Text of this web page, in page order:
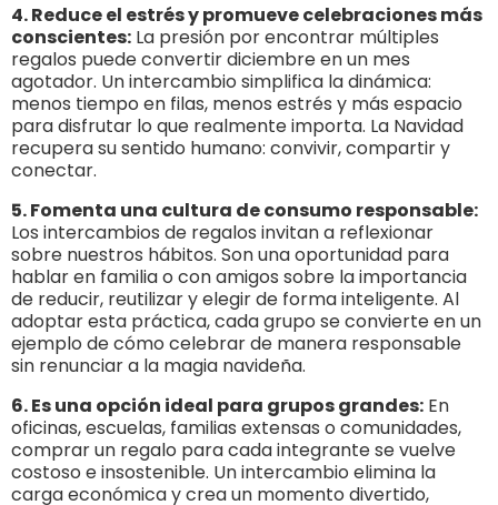
4. Reduce el estrés y promueve celebraciones más
conscientes: La presión por encontrar múltiples
regalos puede convertir diciembre en un mes
agotador. Un intercambio simplifica la dinámica:
menos tiempo en filas, menos estrés y más espacio
para disfrutar lo que realmente importa. La Navidad
recupera su sentido humano: convivir, compartir y
conectar.
5. Fomenta una cultura de consumo responsable:
Los intercambios de regalos invitan a reflexionar
sobre nuestros hábitos. Son una oportunidad para
hablar en familia o con amigos sobre la importancia
de reducir, reutilizar y elegir de forma inteligente. Al
adoptar esta práctica, cada grupo se convierte en un
ejemplo de cómo celebrar de manera responsable
sin renunciar a la magia navideña.
6. Es una opción ideal para grupos grandes: En
oficinas, escuelas, familias extensas o comunidades,
comprar un regalo para cada integrante se vuelve
costoso e insostenible. Un intercambio elimina la
carga económica y crea un momento divertido,